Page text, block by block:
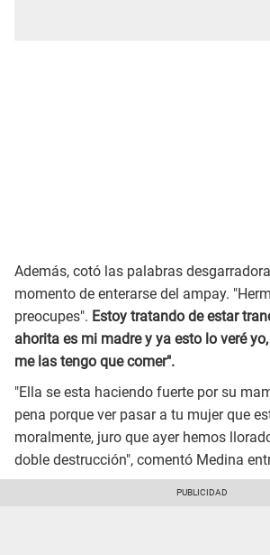
Además, cotó las palabras
momento de enterarse del ampay.
preocupes". Estoy tratando de estar
ahorita es mi madre y ya esto lo veré
me las tengo que comer".
"Ella se esta haciendo fuerte por su
pena porque ver pasar a tu mujer que
moralmente, juro que ayer hemos
doble destrucción", comentó Medina